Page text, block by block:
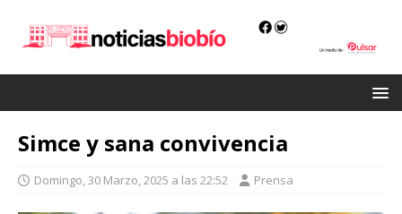
Simce y sana convivencia
Domingo, 30 Marzo, 2025 a las 22:52 Prensa